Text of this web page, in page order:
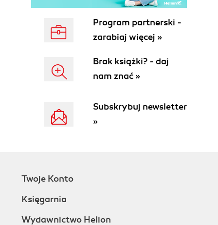
Konfiguracja myszy i klawiatury (71)
Konfiguracja karty graficznej i monitora (75)
Wykrywanie i konfiguracja modemu (78)
Zarządzanie energią (82)
Rozdział 5. Pierwsze kroki w Linuksie (87)
Poruszanie się w systemie plików (92)
Wprowadzenie do edytorów tekstu (95)
Wprowadzenie do edytora emacs (96)
Program partnerski -
zarabiaj więcej »
Brak książki? - daj
nam znać »
Subskrybuj newsletter
»
Twoje Konto
Księgarnia
Wydawnictwo Helion